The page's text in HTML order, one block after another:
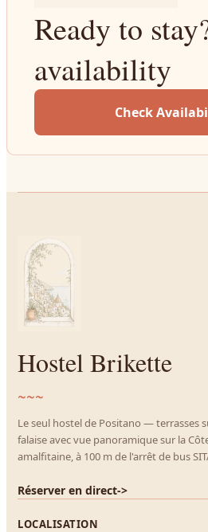
Ready to
availability
Check
Hostel Brikette
~~~
Le seul hostel de Positano — terrasses
falaise avec vue panoramique sur la
amalfitaine, à 100 m de l'arrêt de bus
Réserver en direct->
LOCALISATION